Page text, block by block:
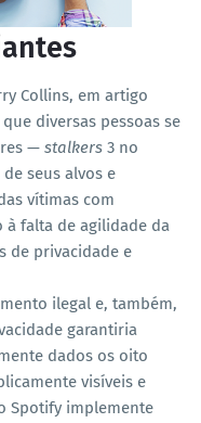
Collins, em artigo
diversas pessoas se
— stalkers 3 no
seus alvos e
vítimas com
à falta de agilidade da
de privacidade e
ilegal e, também,
garantiria
dados os oito
visíveis e
Spotify implemente